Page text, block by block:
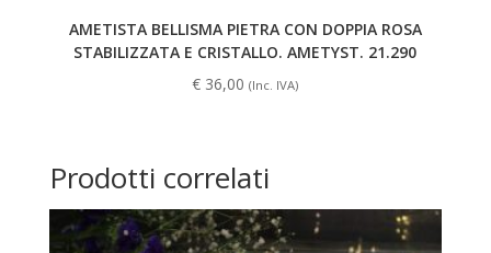
AMETISTA BELLISMA PIETRA CON DOPPIA ROSA
STABILIZZATA E CRISTALLO. AMETYST. 21.290
€ 36,00 (Inc. IVA)
Prodotti correlati